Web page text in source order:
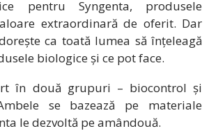
pentru Syngenta, produsele
extraordinară de oferit. Dar
ca toată lumea să înțeleagă
biologice și ce pot face.
în două grupuri – biocontrol și
se bazează pe materiale
le dezvoltă pe amândouă.